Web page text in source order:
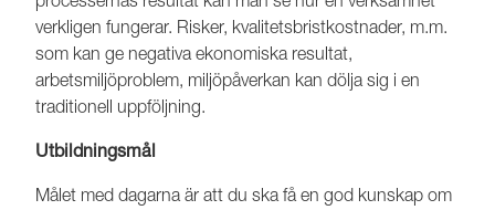
verkligen fungerar. Risker, kvalitetsbristkostnader, m.m.
som kan ge negativa ekonomiska resultat,
arbetsmiljöproblem, miljöpåverkan kan dölja sig i en
traditionell uppföljning.
Utbildningsmål
Målet med dagarna är att du ska få en god kunskap om